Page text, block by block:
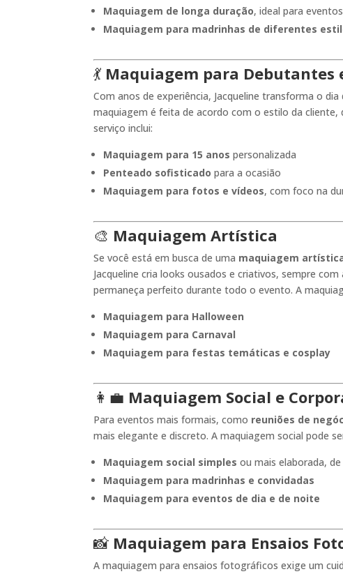
Maquiagem de longa duração, ideal para
Maquiagem para madrinhas de diferentes
💃 Maquiagem para Debutantes
Com anos de experiência, Jacqueline transforma o
maquiagem é feita de acordo com o estilo da
serviço inclui:
Maquiagem para 15 anos personalizada
Penteado sofisticado para a ocasião
Maquiagem para fotos e vídeos, com foco na
🎨 Maquiagem Artística
Se você está em busca de uma maquiagem
Jacqueline cria looks ousados e criativos, sempre
permaneça perfeito durante todo o evento. A
Maquiagem para Halloween
Maquiagem para Carnaval
Maquiagem para festas temáticas e cosplay
👩‍💼 Maquiagem Social e
Para eventos mais formais, como reuniões de
mais elegante e discreto. A maquiagem social pode
Maquiagem social simples ou mais elaborada,
Maquiagem para madrinhas e convidadas
Maquiagem para eventos de dia e de noite
📸 Maquiagem para Ensaios
A maquiagem para ensaios fotográficos exige um